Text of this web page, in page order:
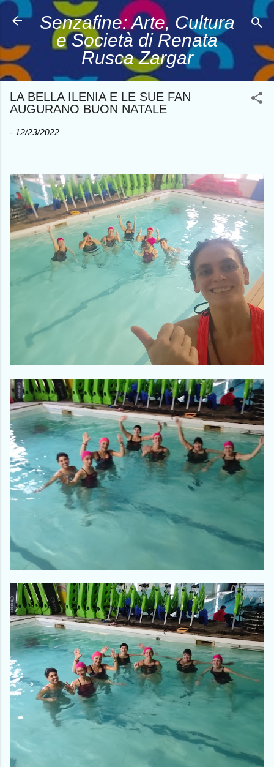
Passa ai contenuti principali
Senzafine: Arte, Cultura
e Società di Renata
Rusca Zargar
LA BELLA ILENIA E LE SUE FAN
AUGURANO BUON NATALE
- 12/23/2022